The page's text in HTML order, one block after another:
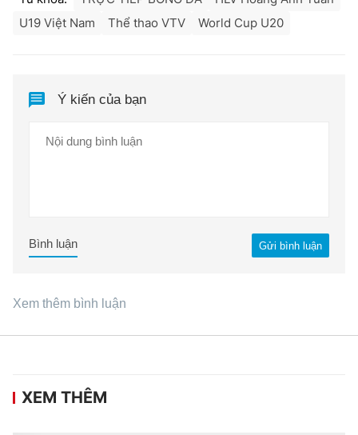
U19 Việt Nam
Thể thao VTV World Cup U20
Ý kiến của bạn
Gửi bình luận
Bình luận
Xem thêm bình luận
XEM THÊM